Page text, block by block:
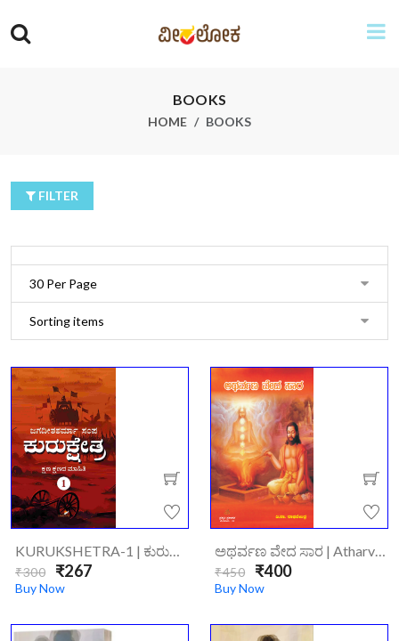
BOOKS
HOME BOOKS
FILTER
KURUKSHETRA-1 | ಕುರುಕ್ಷೇತ್ರ -1
₹300 ₹267
Buy Now
ಅಥರ್ವಣ ವೇದ ಸಾರ | Atharvana Veda Saara
₹450 ₹400
Buy Now